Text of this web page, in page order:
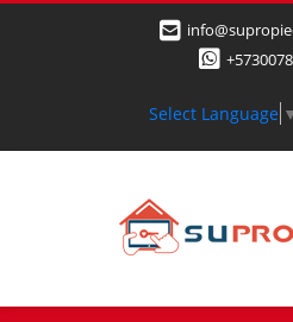
Select Language